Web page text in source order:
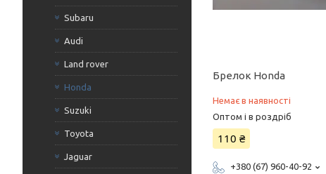
Subaru
Audi
Land rover
Honda
Suzuki
Toyota
Jaguar
Брелок Honda
Немає в наявності
Оптом і в роздріб
110 ₴
+380 (67) 960-40-92